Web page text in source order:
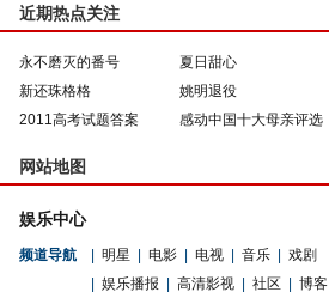
近期热点关注
永不磨灭的番号 夏日甜心
新还珠格格
姚明退役
2011高考试题答案
感动中国十大母亲评选
网站地图
娱乐中心
频道导航 明星 电影 电视 音乐
戏剧
娱乐播报 高清影视 社区 博客